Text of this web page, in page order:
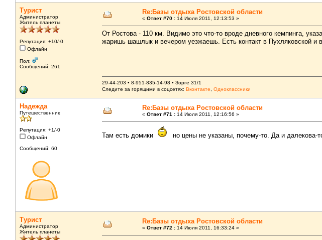
Турист
Администратор
Житель планеты
Репутация: +10/-0
Офлайн
Пол:
Сообщений: 261
Re:Базы отдыха Ростовской области
« Ответ #70 : 14 Июля 2011, 12:13:53 »
От Ростова - 110 км. Видимо это что-то вроде дневного кемпинга,
жаришь шашлык и вечером уезжаешь. Есть контакт в Пухляковской и
29-44-203 • 8-951-835-14-98 • Зорге 31/1
Следите за горящими в соцсетях: Вконтакте Одноклассники
Надежда
Путешественник
Репутация: +1/-0
Офлайн
Сообщений: 60
Re:Базы отдыха Ростовской области
« Ответ #71 : 14 Июля 2011, 12:16:56 »
Там есть домики но цены не указаны, почему-то. Да и далекова-
Турист
Администратор
Житель планеты
Re:Базы отдыха Ростовской области
« Ответ #72 : 14 Июля 2011, 16:33:24 »